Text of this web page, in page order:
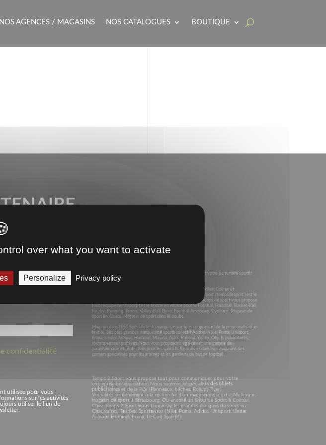
NOS AGENCES / MAGASINS NOS CATALOGUES BOUTIQUE
confidentialité
utilisée pour vous
sur les activités
utiliser le lien de
Depuis 2003, Temps 2 sport (anciennement Equip’Sport) est votre partenaire sportif
dans le Grand Est et dans toute la France .
Avec 4 Magasins dans le GRAND EST à Montbéliard, Richwiller, Colmar et
Niederhausbergen. En Alsace et dans le Grand Est Temps2sport ( tempsdesport ) est le
spécialiste des sports collectifs et des sports individuels. Temps de sport vous propose
tout l’équipement sportif et le textile en Alsace pour le Football, Handball, Basket-Ball,
Rugby, Running, Tennis, Volley-Ball, Boxe, Football Américain, Cyclisme. Magasin de
sport en Alsace, Magasin de sport dans le doubs.
Magasin dans l’EST Spécialiste du marquage sur tous supports et de la personnalisation
textile. Les plus grandes marques de sports collectif Adidas, Nike, Puma, Uhlsport,
Erima, Under Armour, Hummel, Mizuno, Asics, Babolat, Yonex. Objets publicitaires,
récompenses sportives. Nous vous proposons également une gamme de
parapharmacie et protection pour les sportifs. Retrouvez dans nos magasins des
corners spécialisés pour les arbitres et les gardiens de but de football.
Temps 2 Sport vous propose tout pour communiquer pour votre
entreprise ou association. Nous sommes le spécialistedes objets
publicitaireset de la PLV (Panneaux, bâches, Rollup, Flyer)
Vous êtes certainement à la recherche d’un magasin de sport à Mulhouse.
magasin de sport à Strasbourg. Ou encore un Shop de Sport à Colmar.
Chez Temps 2 Sport vous trouverez les grandes marques de sport en
Chaussures, Textiles, Sportswear (Nike, Puma, Adidas, Uhlsport, Under
Armour Hummel, Erima, Le Coq Sportif).
over what you want to activate
Personalize Privacy policy